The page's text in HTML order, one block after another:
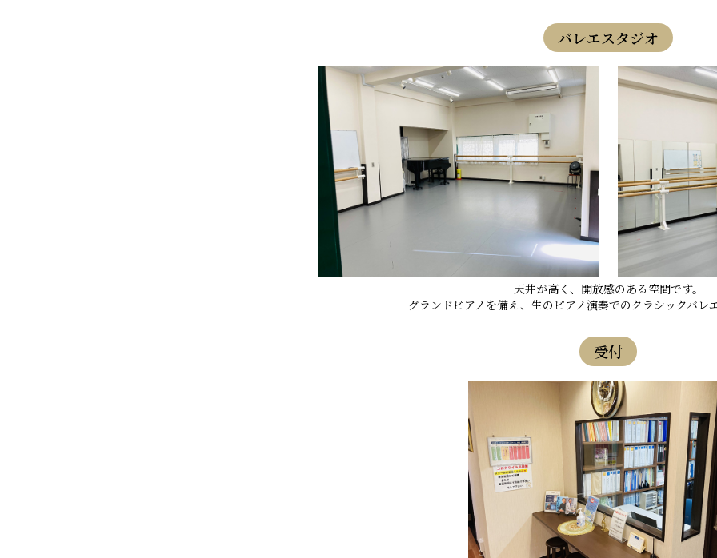
バレエスタジオ
天井が高く、開放感のある空間です。
グランドピアノを備え、生のピアノ演奏でのクラシックバレ
受付